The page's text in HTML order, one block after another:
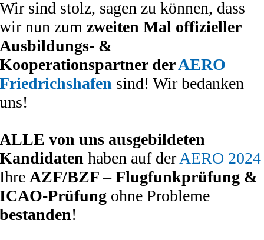
Wir sind stolz, sagen zu können, dass
wir nun zum zweiten Mal offizieller
Ausbildungs- &
Kooperationspartner derAERO
Friedrichshafen sind! Wir bedanken
uns!
ALLE von uns ausgebildeten
Kandidaten haben auf der AERO 2024
Ihre AZF/BZF – Flugfunkprüfung &
ICAO-Prüfung ohne Probleme
bestanden!